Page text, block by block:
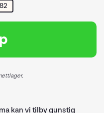
82
kan vi tilby gunstig